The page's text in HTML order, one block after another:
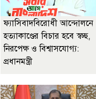
ফ্যাসিবাদবিরোধী আন্দোলনে
হত্যাকাণ্ডের বিচার হবে স্বচ্ছ,
নিরপেক্ষ ও বিশ্বাসযোগ্য:
প্রধানমন্ত্রী